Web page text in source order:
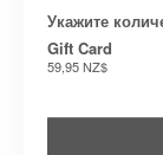
Укажите
Gift Card
59,95 NZ$